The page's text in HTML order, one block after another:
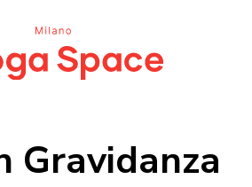
Gravidanza